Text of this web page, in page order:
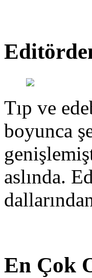
Tıp ve
boyunca
aslında.
En Çok